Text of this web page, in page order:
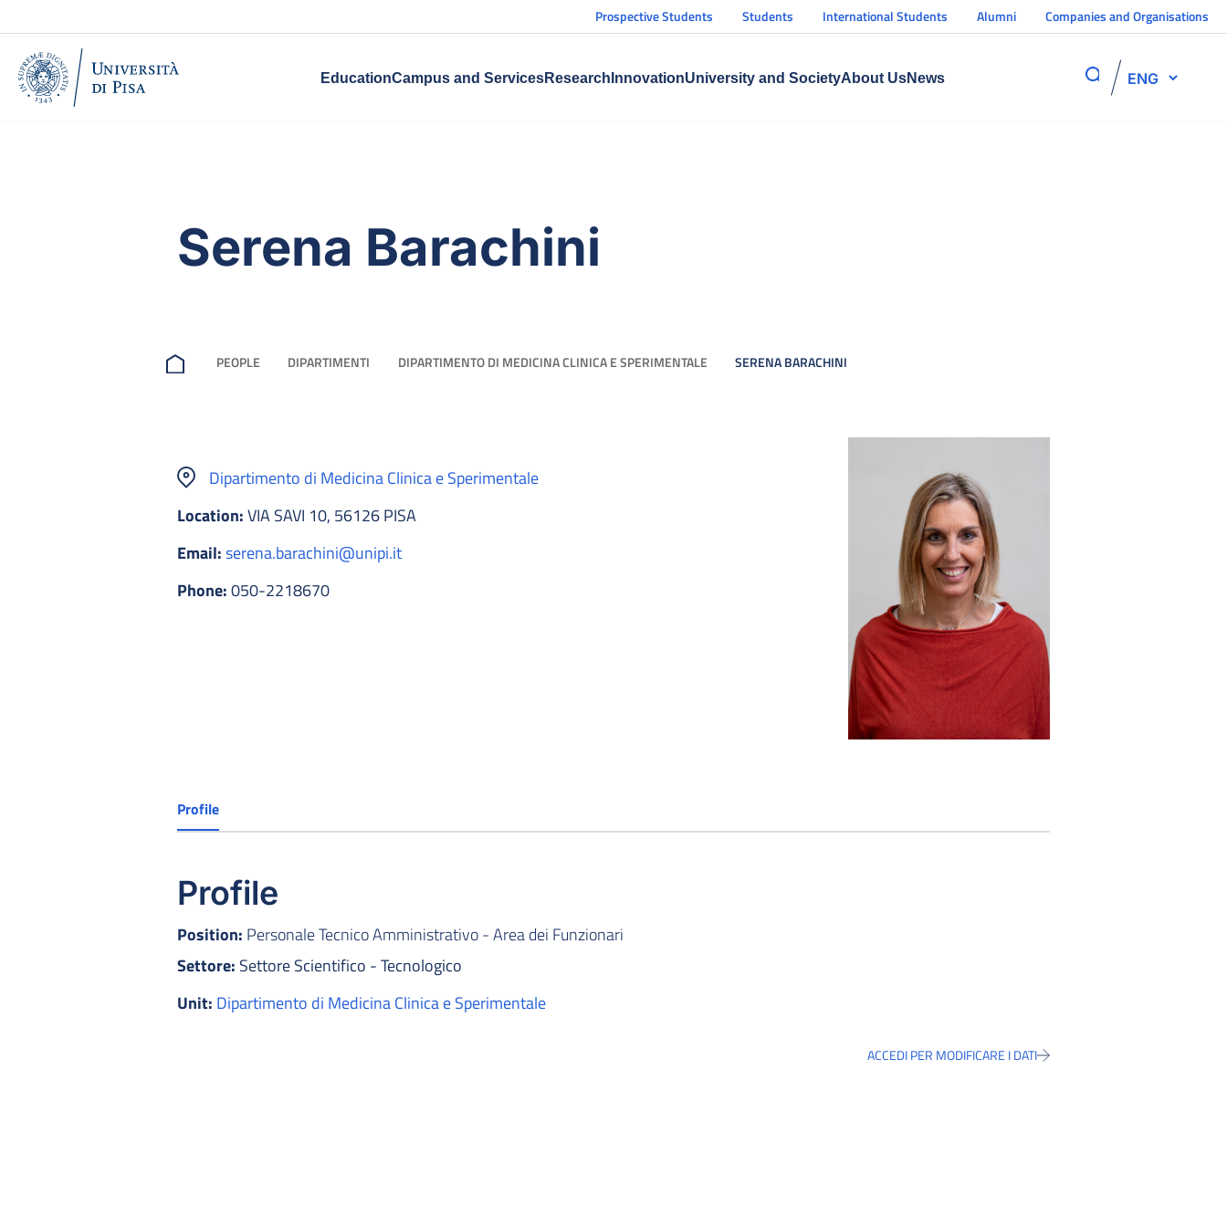
Prospective Students Students International Students Alumni Companies and Organisations
EducationCampus and ServicesResearch InnovationUniversity and SocietyAbout UsNews ENG
Serena Barachini
PEOPLE DIPARTIMENTI DIPARTIMENTO DI MEDICINA CLINICA E SPERIMENTALE SERENA BARACHINI
Dipartimento di Medicina Clinica e Sperimentale
Location:VIA SAVI 10, 56126 PISA
Email:serena.barachini@unipi.it
Phone:050-2218670
Profile
Profile
Position: Personale Tecnico Amministrativo - Area dei Funzionari
Settore: Settore Scientifico - Tecnologico
Unit: Dipartimento di Medicina Clinica e Sperimentale
ACCEDI PER MODIFICARE I DATI